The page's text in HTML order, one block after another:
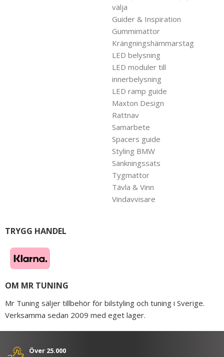
välja
Guider & Inspiration
Gummimattor
Krängningshämmarstag
LED belysning
LED moduler till
innerbelysning
LED ramp guide
Maxton Design
Rattnav
Samarbete
Spacers guide
Styling BMW
Sänkningssats
Tygmattor
Tävla & Vinn
Vindavvisare
TRYGG HANDEL
OM MR TUNING
Mr Tuning säljer tillbehör för bilstyling och tuning i Sverige.
Verksamma sedan 2009 med eget lager.
Över 25.000